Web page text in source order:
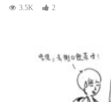
3.5K
2